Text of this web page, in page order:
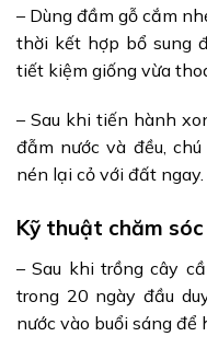
– Dùng đầm gỗ cắm
thời kết hợp bổ sung
tiết kiệm giống vừa
– Sau khi tiến hành
đẫm nước và đều,
nén lại cỏ với đất ngay.
Kỹ thuật chăm
– Sau khi trồng cây
trong 20 ngày đầu
nước vào buổi sáng để